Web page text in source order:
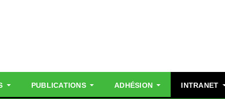
PUBLICATIONS ADHÉSION INTRANET